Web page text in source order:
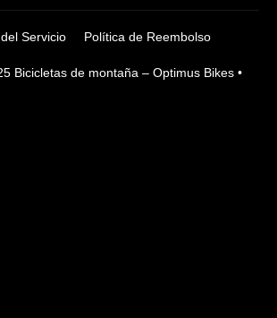
Bicicletas de montaña – Optimus Bikes •
Servicio Política de Reembolso